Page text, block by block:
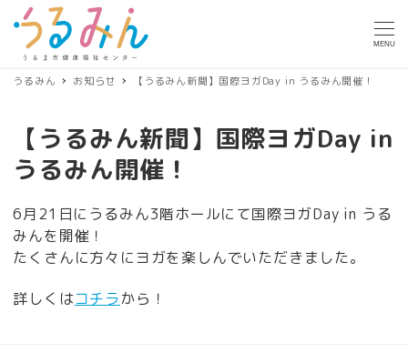
MENU
うるみん お知らせ 【うるみん新聞】国際ヨガDay in うるみん開催！
【うるみん新聞】国際ヨガDay in
うるみん開催！
6月21日にうるみん3階ホールにて国際ヨガDay in うる
みんを開催！
たくさんに方々にヨガを楽しんでいただきました。
詳しくはコチラから！